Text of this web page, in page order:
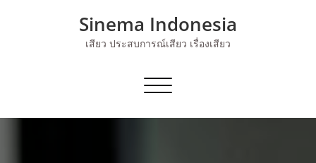
Sinema Indonesia
เสียว ประสบการณ์เสียว เรื่องเสียว
Toggle navigation